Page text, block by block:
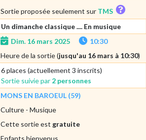
Sortie proposée seulement sur TMS
Un dimanche classique .... En musique
Dim. 16 mars 2025
10:30
Heure de la sortie (jusqu'au 16 mars à 10:30)
6 places (actuellement 3 inscrits)
Sortie suivie par 2 personnes
MONS EN BAROEUL (59)
Culture - Musique
Cette sortie est gratuite
Enfants bienvenus